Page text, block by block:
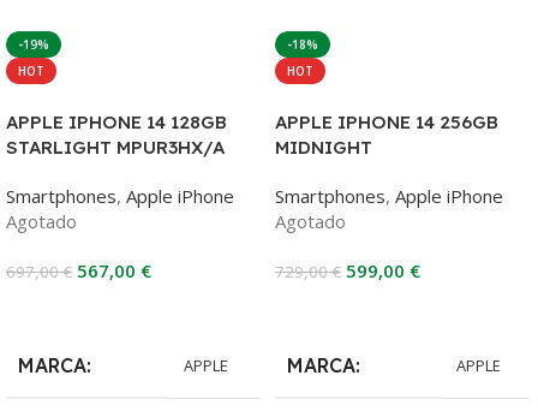
-19%
HOT
APPLE IPHONE 14 128GB
STARLIGHT MPUR3HX/A
Smartphones, Apple iPhone
Agotado
697,00€ 567,00 €
MARCA APPLE
-18%
HOT
APPLE IPHONE 14 256GB
MIDNIGHT
Smartphones, Apple iPhone
Agotado
729,00€ 599,00 €
MARCA APPLE